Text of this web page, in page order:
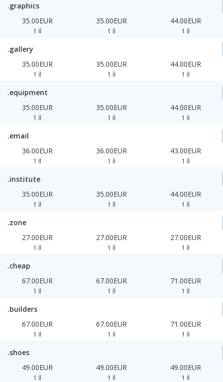
.graphics
35.00EUR
1 İl
35.00EUR
1 İl
44.00EUR
1 İl
.gallery
35.00EUR
1 İl
35.00EUR
1 İl
44.00EUR
1 İl
.equipment
35.00EUR
1 İl
35.00EUR
1 İl
44.00EUR
1 İl
.email
36.00EUR
1 İl
36.00EUR
1 İl
43.00EUR
1 İl
.institute
35.00EUR
1 İl
35.00EUR
1 İl
44.00EUR
1 İl
.zone
27.00EUR
1 İl
27.00EUR
1 İl
27.00EUR
1 İl
.cheap
67.00EUR
1 İl
67.00EUR
1 İl
71.00EUR
1 İl
.builders
67.00EUR
1 İl
67.00EUR
1 İl
71.00EUR
1 İl
.shoes
49.00EUR
1 İl
49.00EUR
1 İl
49.00EUR
1 İl